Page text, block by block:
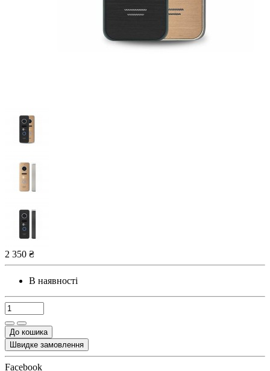
2 350 ₴
В наявності
До кошика
Швидке замовлення
Facebook